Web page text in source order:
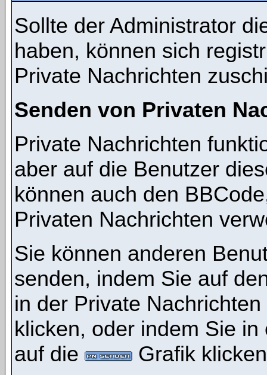
Sollte der Administrator
haben, können sich
Private Nachrichten
Senden von Privaten
Private Nachrichten
aber auf die Benutzer
können auch den
Privaten Nachrichten
Sie können anderen
senden, indem Sie auf
in der Private
klicken, oder indem Sie
auf die
Grafik